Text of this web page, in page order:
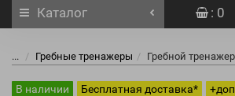
Каталог : 0
... Гребные тренажеры Гребной
В наличии Бесплатная доставка*